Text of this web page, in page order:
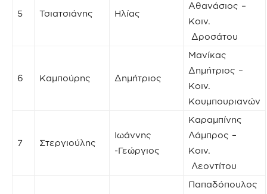
5 Τσιατσιάνης Ηλίας
Αθανάσιος –
Κοιν.
Δροσάτου
6 Καμπούρης Δημήτριος
Μανίκας
Δημήτριος –
Κοιν.
Κουμπουριανών
7 Στεργιούλης
Ιωάννης
-Γεώργιος
Καραμπίνης
Λάμπρος –
Κοιν.
Λεοντίτου
Παπαδόπουλος